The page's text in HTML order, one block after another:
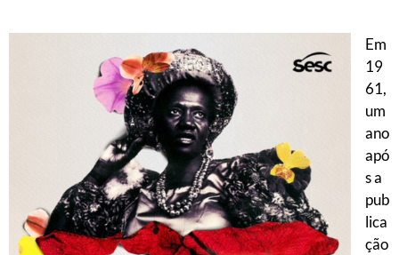
Em
19
61,
um
ano
apó
s a
pub
lica
ção